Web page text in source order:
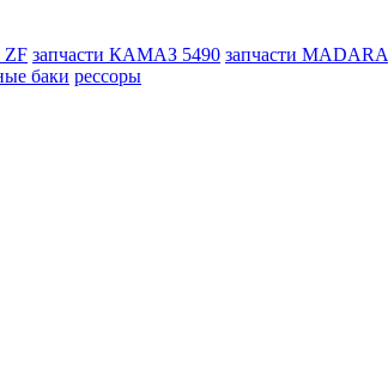
ZF запчасти КАМАЗ 5490 запчасти MADARA
баки рессоры